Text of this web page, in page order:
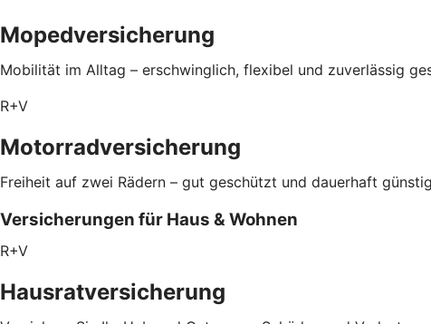
Mopedversicherung
Mobilität im Alltag – erschwinglich, flexibel und zuverlässig
R+V
Motorradversicherung
Freiheit auf zwei Rädern – gut geschützt und dauerhaft günstig
Versicherungen für Haus & Wohnen
R+V
Hausratversicherung